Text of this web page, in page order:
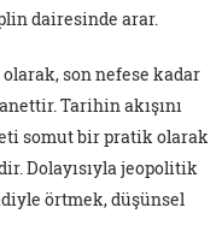
dairesinde arar.
son nefese kadar
Tarihin akışını
somut bir pratik olarak
Dolayısıyla jeopolitik
örtmek, düşünsel